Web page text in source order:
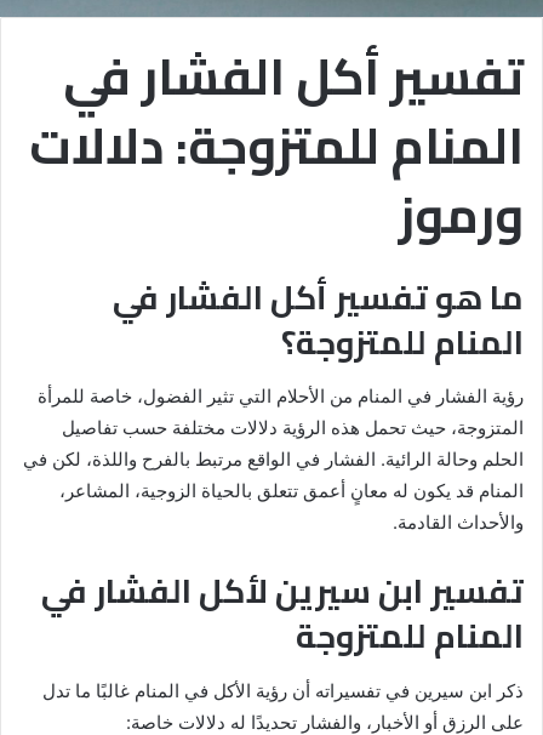
تفسير أكل الفشار في
المنام للمتزوجة: دلالات
ورموز
ما هو تفسير أكل الفشار في
المنام للمتزوجة؟
رؤية الفشار في المنام من الأحلام التي تثير الفضول، خاصة للمرأة
المتزوجة، حيث تحمل هذه الرؤية دلالات مختلفة حسب تفاصيل
الحلم وحالة الرائية. الفشار في الواقع مرتبط بالفرح واللذة، لكن في
المنام قد يكون له معانٍ أعمق تتعلق بالحياة الزوجية، المشاعر،
والأحداث القادمة.
تفسير ابن سيرين لأكل الفشار في
المنام للمتزوجة
ذكر ابن سيرين في تفسيراته أن رؤية الأكل في المنام غالبًا ما تدل
على الرزق أو الأخبار، والفشار تحديدًا له دلالات خاصة: